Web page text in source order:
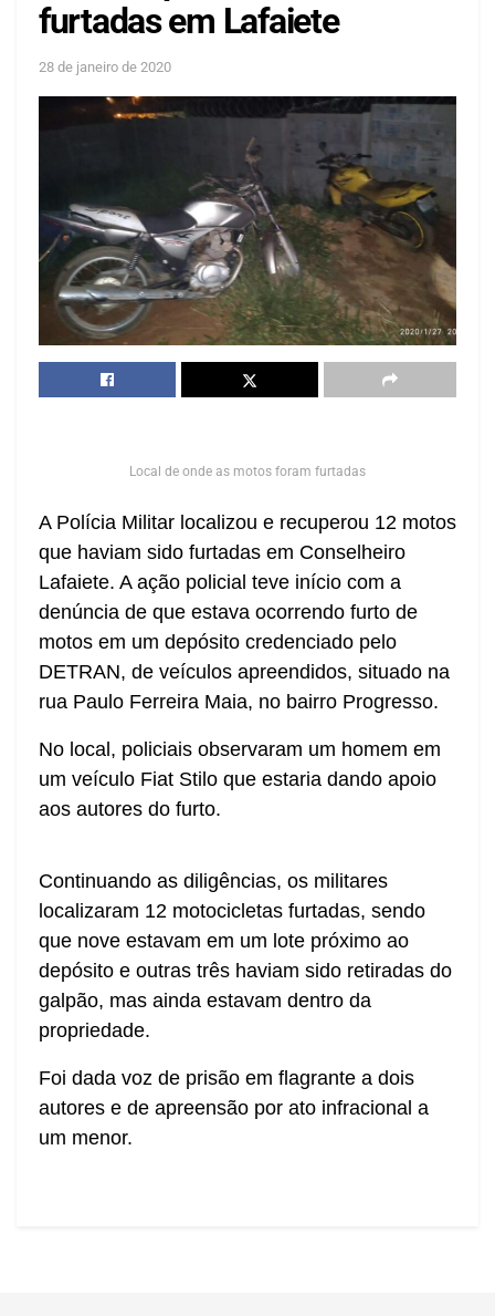
furtadas em Lafaiete
28 de janeiro de 2020
Local de onde as motos foram furtadas
A Polícia Militar localizou e recuperou 12 motos
que haviam sido furtadas em Conselheiro
Lafaiete. A ação policial teve início com a
denúncia de que estava ocorrendo furto de
motos em um depósito credenciado pelo
DETRAN, de veículos apreendidos, situado na
rua Paulo Ferreira Maia, no bairro Progresso.
No local, policiais observaram um homem em
um veículo Fiat Stilo que estaria dando apoio
aos autores do furto.
Continuando as diligências, os militares
localizaram 12 motocicletas furtadas, sendo
que nove estavam em um lote próximo ao
depósito e outras três haviam sido retiradas do
galpão, mas ainda estavam dentro da
propriedade.
Foi dada voz de prisão em flagrante a dois
autores e de apreensão por ato infracional a
um menor.